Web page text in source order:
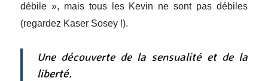
débile », mais tous les Kevin ne sont pas débiles
(regardez Kaser Sosey !).
Une découverte de la sensualité et de la
liberté.